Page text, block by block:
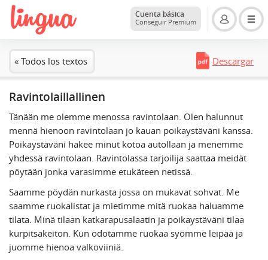
Cuenta básica
Conseguir Premium
« Todos los textos Descargar
Ravintolaillallinen
Tänään me olemme menossa ravintolaan. Olen halunnut
mennä hienoon ravintolaan jo kauan poikaystäväni kanssa.
Poikaystäväni hakee minut kotoa autollaan ja menemme
yhdessä ravintolaan. Ravintolassa tarjoilija saattaa meidät
pöytään jonka varasimme etukäteen netissä.
Saamme pöydän nurkasta jossa on mukavat sohvat. Me
saamme ruokalistat ja mietimme mitä ruokaa haluamme
tilata. Minä tilaan katkarapusalaatin ja poikaystäväni tilaa
kurpitsakeiton. Kun odotamme ruokaa syömme leipää ja
juomme hienoa valkoviiniä.